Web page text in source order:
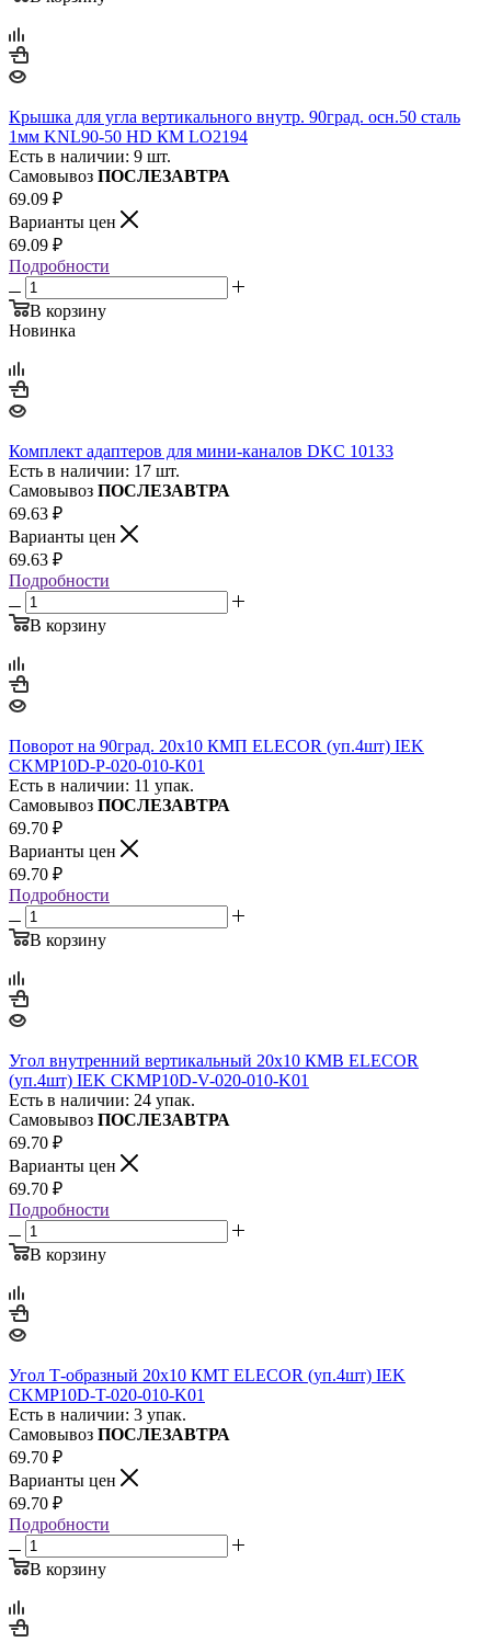
Крышка для угла вертикального внутр. 90град. осн.50 сталь
1мм KNL90-50 HD КМ LO2194
Есть в наличии: 9 шт.
Самовывоз ПОСЛЕЗАВТРА
69.09 ₽
Варианты цен
69.09 ₽
Подробности
В корзину
Новинка
Комплект адаптеров для мини-каналов DKC 10133
Есть в наличии: 17 шт.
Самовывоз ПОСЛЕЗАВТРА
69.63 ₽
Варианты цен
69.63 ₽
Подробности
В корзину
Поворот на 90град. 20х10 КМП ELECOR (уп.4шт) IEK
CKMP10D-P-020-010-K01
Есть в наличии: 11 упак.
Самовывоз ПОСЛЕЗАВТРА
69.70 ₽
Варианты цен
69.70 ₽
Подробности
В корзину
Угол внутренний вертикальный 20х10 КМВ ELECOR
(уп.4шт) IEK CKMP10D-V-020-010-K01
Есть в наличии: 24 упак.
Самовывоз ПОСЛЕЗАВТРА
69.70 ₽
Варианты цен
69.70 ₽
Подробности
В корзину
Угол Т-образный 20х10 КМТ ELECOR (уп.4шт) IEK
CKMP10D-T-020-010-K01
Есть в наличии: 3 упак.
Самовывоз ПОСЛЕЗАВТРА
69.70 ₽
Варианты цен
69.70 ₽
Подробности
В корзину